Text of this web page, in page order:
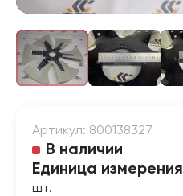
Артикул: 800138327
В наличии
Единица измерения
шт.